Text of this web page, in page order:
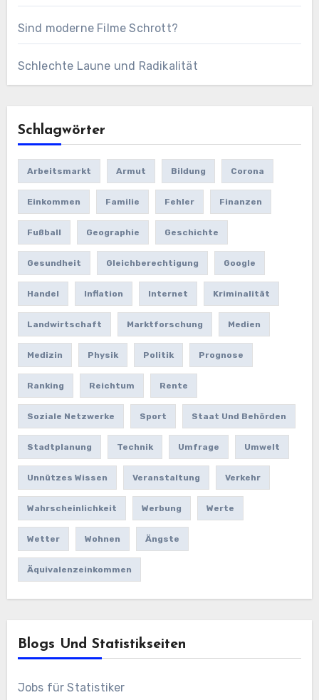
Sind moderne Filme Schrott?
Schlechte Laune und Radikalität
Schlagwörter
Arbeitsmarkt Armut Bildung Corona
Einkommen Familie Fehler Finanzen
Fußball Geographie Geschichte
Gesundheit Gleichberechtigung Google
Handel Inflation Internet Kriminalität
Landwirtschaft Marktforschung Medien
Medizin Physik Politik Prognose
Ranking Reichtum Rente
Soziale Netzwerke Sport Staat Und Behörden
Stadtplanung Technik Umfrage Umwelt
Unnützes Wissen Veranstaltung Verkehr
Wahrscheinlichkeit Werbung Werte
Wetter Wohnen Ängste
Äquivalenzeinkommen
Blogs Und Statistikseiten
Jobs für Statistiker